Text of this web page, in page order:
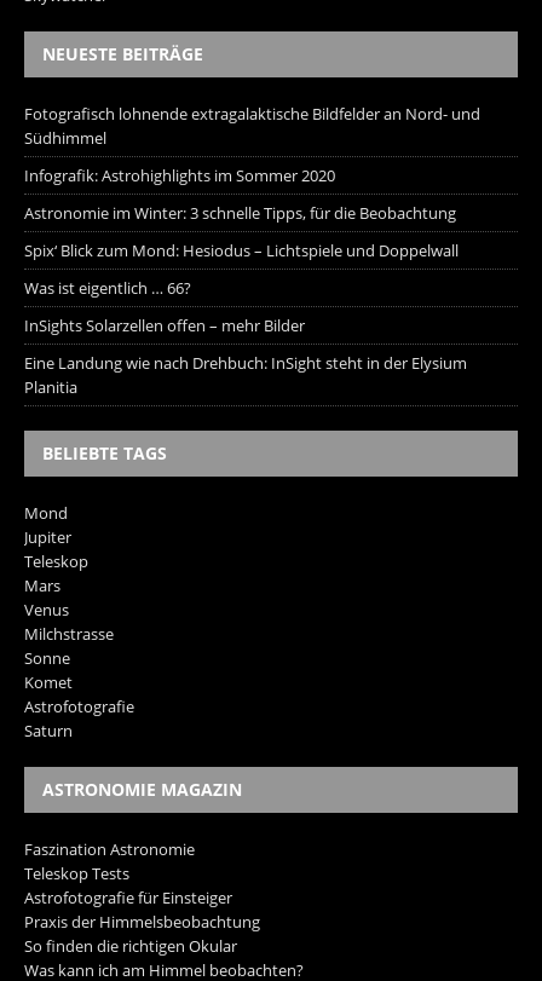
NEUESTE BEITRÄGE
Fotografisch lohnende extragalaktische Bildfelder an Nord- und
Südhimmel
Infografik: Astrohighlights im Sommer 2020
Astronomie im Winter: 3 schnelle Tipps, für die Beobachtung
Spix‘ Blick zum Mond: Hesiodus – Lichtspiele und Doppelwall
Was ist eigentlich … 66?
InSights Solarzellen offen – mehr Bilder
Eine Landung wie nach Drehbuch: InSight steht in der Elysium
Planitia
BELIEBTE TAGS
Mond
Jupiter
Teleskop
Mars
Venus
Milchstrasse
Sonne
Komet
Astrofotografie
Saturn
ASTRONOMIE MAGAZIN
Faszination Astronomie
Teleskop Tests
Astrofotografie für Einsteiger
Praxis der Himmelsbeobachtung
So finden die richtigen Okular
Was kann ich am Himmel beobachten?